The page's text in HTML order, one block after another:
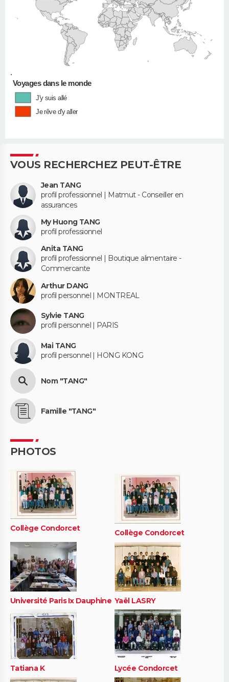
•
Voyages dans le monde
J'y suis allé
Je rêve d'y aller
VOUS RECHERCHEZ PEUT-ÊTRE
Jean TANG
profil professionnel | Matmut - Conseiller en
assurances
My Huong TANG
profil professionnel
Anita TANG
profil professionnel | Boutique alimentaire -
Commercante
Arthur DANG
profil personnel | MONTREAL
Sylvie TANG
profil personnel | PARIS
Mai TANG
profil personnel | HONG KONG
Nom "TANG"
Famille "TANG"
PHOTOS
Collège Condorcet Collège Condorcet
Université Paris Ix Dauphine Yaël LASRY
Tatiana K Lycée Condorcet